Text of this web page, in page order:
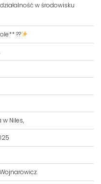
w środowisku
??
Niles,